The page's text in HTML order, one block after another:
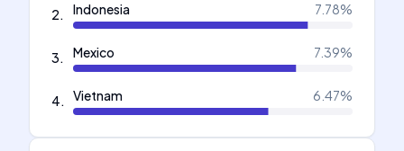
2. Indonesia 7.78%
3. Mexico 7.39%
4. Vietnam 6.47%